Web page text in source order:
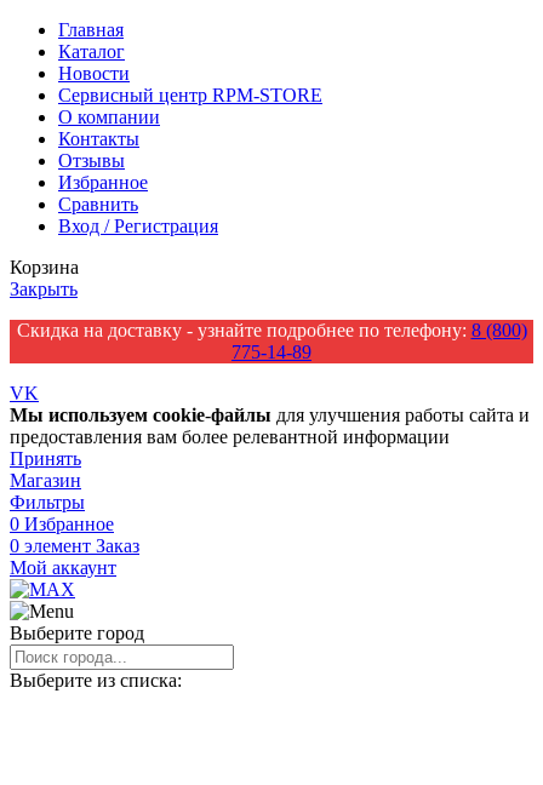
Главная
Каталог
Новости
Сервисный центр RPM-STORE
О компании
Контакты
Отзывы
Избранное
Сравнить
Вход / Регистрация
Корзина
Закрыть
Скидка на доставку - узнайте подробнее по телефону: 8 (800)
775-14-89
VK
Мы используем cookie-файлы для улучшения работы сайта и
предоставления вам более релевантной информации
Принять
Магазин
Фильтры
0 Избранное
0 элемент Заказ
Мой аккаунт
Выберите город
Выберите из списка: